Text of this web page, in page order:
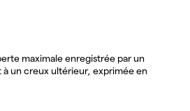
maximale enregistrée par un
un creux ultérieur, exprimée en